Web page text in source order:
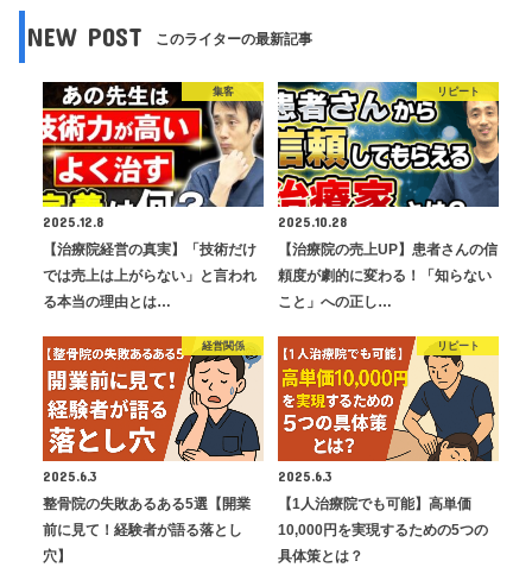
NEW POST このライターの最新記事
集客
2025.12.8
【治療院経営の真実】「技術だけ
では売上は上がらない」と言われ
る本当の理由とは…
リピート
2025.10.28
【治療院の売上UP】患者さんの信
頼度が劇的に変わる！「知らない
こと」への正し…
経営関係
2025.6.3
整骨院の失敗あるある5選【開業
前に見て！経験者が語る落とし
穴】
リピート
2025.6.3
【1人治療院でも可能】高単価
10,000円を実現するための5つの
具体策とは？